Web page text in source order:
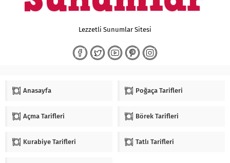
Lezzetli Sunumlar Sitesi
Anasayfa Poğaça Tarifleri
Açma Tarifleri Börek Tarifleri
Kurabiye Tarifleri Tatlı Tarifleri